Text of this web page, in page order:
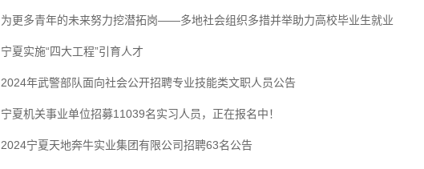
为更多青年的未来努力挖潜拓岗——多地社会组织多措并举助力高校毕业生就业
宁夏实施“四大工程”引育人才
2024年武警部队面向社会公开招聘专业技能类文职人员公告
宁夏机关事业单位招募11039名实习人员，正在报名中！
2024宁夏天地奔牛实业集团有限公司招聘63名公告